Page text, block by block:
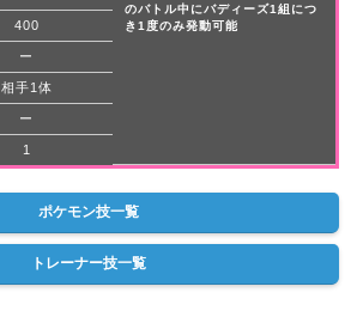
のバトル中にバディーズ1組につ
き1度のみ発動可能
400
ー
相手1体
ー
1
ポケモン技一覧
トレーナー技一覧